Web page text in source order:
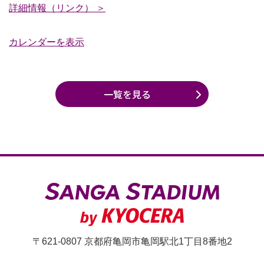
京
ス
e
詳細情報（リンク） ＞
カレンダーを表示
一覧を見る
〒621-0807 京都府亀岡市亀岡駅北1丁目8番地2